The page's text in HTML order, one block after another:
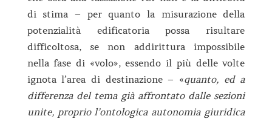
di stima – per quanto la misurazione della
potenzialità edificatoria possa risultare
difficoltosa, se non addirittura impossibile
nella fase di «volo», essendo il più delle volte
ignota l’area di destinazione – «quanto, ed a
differenza del tema già affrontato dalle sezioni
unite, proprio l’ontologica autonomia giuridica